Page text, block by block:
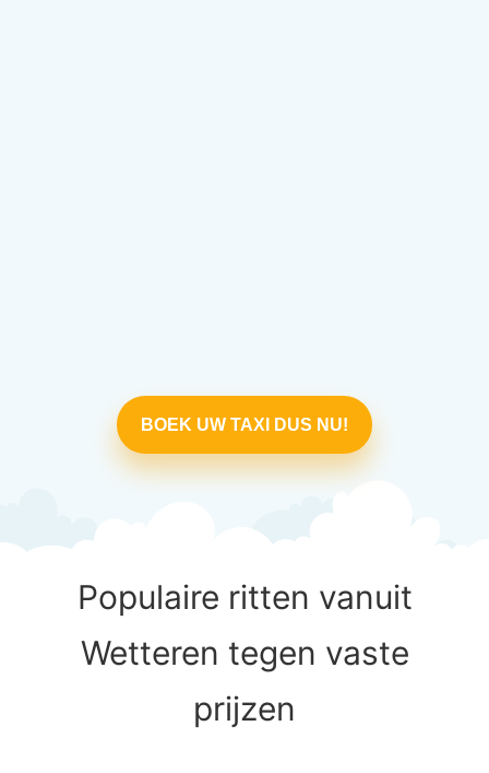
BOEK UW TAXI DUS NU!
Populaire ritten vanuit
Wetteren tegen vaste
prijzen